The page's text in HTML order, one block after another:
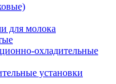
для молока
охладительные
установки